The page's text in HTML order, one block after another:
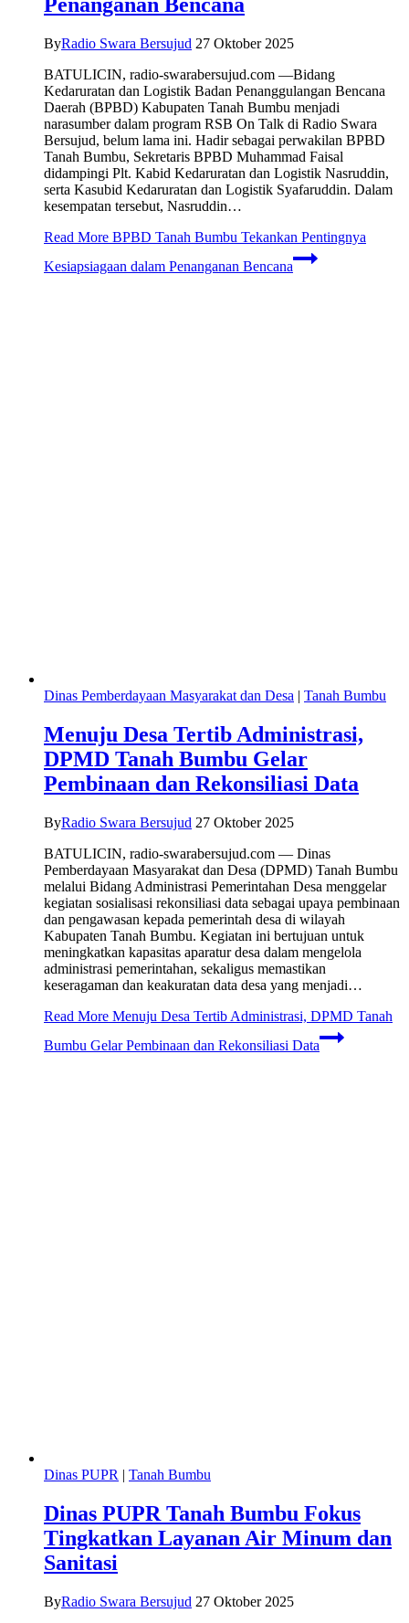
ByRadio Swara Bersujud 27 Oktober 2025
BATULICIN, radio-swarabersujud.com —Bidang
Kedaruratan dan Logistik Badan Penanggulangan Bencana
Daerah (BPBD) Kabupaten Tanah Bumbu menjadi
narasumber dalam program RSB On Talk di Radio Swara
Bersujud, belum lama ini. Hadir sebagai perwakilan BPBD
Tanah Bumbu, Sekretaris BPBD Muhammad Faisal
didampingi Plt. Kabid Kedaruratan dan Logistik Nasruddin,
serta Kasubid Kedaruratan dan Logistik Syafaruddin. Dalam
kesempatan tersebut, Nasruddin…
Read More BPBD Tanah Bumbu Tekankan Pentingnya
Kesiapsiagaan dalam Penanganan Bencana
Dinas Pemberdayaan Masyarakat dan Desa | Tanah Bumbu
Menuju Desa Tertib Administrasi,
DPMD Tanah Bumbu Gelar
Pembinaan dan Rekonsiliasi Data
ByRadio Swara Bersujud 27 Oktober 2025
BATULICIN, radio-swarabersujud.com — Dinas
Pemberdayaan Masyarakat dan Desa (DPMD) Tanah Bumbu
melalui Bidang Administrasi Pemerintahan Desa menggelar
kegiatan sosialisasi rekonsiliasi data sebagai upaya pembinaan
dan pengawasan kepada pemerintah desa di wilayah
Kabupaten Tanah Bumbu. Kegiatan ini bertujuan untuk
meningkatkan kapasitas aparatur desa dalam mengelola
administrasi pemerintahan, sekaligus memastikan
keseragaman dan keakuratan data desa yang menjadi…
Read More Menuju Desa Tertib Administrasi, DPMD Tanah
Bumbu Gelar Pembinaan dan Rekonsiliasi Data
Dinas PUPR | Tanah Bumbu
Dinas PUPR Tanah Bumbu Fokus
Tingkatkan Layanan Air Minum dan
Sanitasi
ByRadio Swara Bersujud 27 Oktober 2025